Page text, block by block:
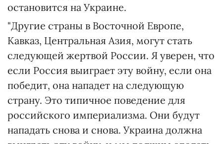
остановится на Украине.
"Другие страны в Восточной Европе,
Кавказ, Центральная Азия, могут стать
следующей жертвой России. Я уверен, что
если Россия выиграет эту войну, если она
победит, она нападет на следующую
страну. Это типичное поведение для
российского империализма. Они будут
нападать снова и снова. Украина должна